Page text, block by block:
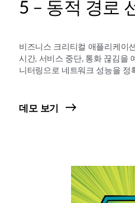
5 – 동적 경로
비즈니스 크리티컬 애플리케이
시간, 서비스 중단, 통화 끊김을
니터링으로 네트워크 성능을 정
데모 보기